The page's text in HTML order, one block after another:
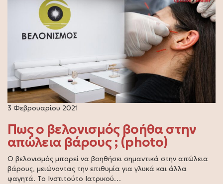
3 Φεβρουαρίου 2021
Πως ο βελονισμός βοήθα στην
απώλεια βάρους ; (photo)
Ο βελονισμός μπορεί να βοηθήσει σημαντικά στην απώλεια
βάρους, μειώνοντας την επιθυμία για γλυκά και άλλα
φαγητά. Το Ινστιτούτο Ιατρικού…